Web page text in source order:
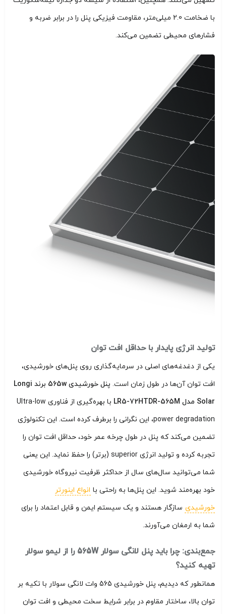
با ضخامت 2.0 میلی‌متر، مقاومت فیزیکی پنل را در برابر ضربه و
فشارهای محیطی تضمین می‌کند.
تولید انرژی پایدار با حداقل افت توان
یکی از دغدغه‌های اصلی در سرمایه‌گذاری روی پنل‌های خورشیدی،
افت توان آن‌ها در طول زمان است.
پنل خورشیدی 565w برند Longi
Solar مدل LR5-72HTDR-565M
با بهره‌گیری از فناوری Ultra-low
power degradation، این نگرانی را برطرف کرده است. این تکنولوژی
تضمین می‌کند که پنل در طول چرخه عمر خود، حداقل افت توان را
تجربه کرده و تولید انرژی superior (برتر) را حفظ نماید. این یعنی
شما می‌توانید سال‌های سال از حداکثر ظرفیت نیروگاه خورشیدی
خود بهره‌مند شوید. این پنل‌ها به راحتی با انواع اینورتر
خورشیدی سازگار هستند و یک سیستم ایمن و قابل اعتماد را برای
شما به ارمغان می‌آورند.
جمع‌بندی: چرا باید پنل لانگی سولار 565W را از لیمو سولار
تهیه کنید؟
همانطور که دیدیم، پنل خورشیدی 565 وات لانگی سولار با تکیه بر
توان بالا، ساختار مقاوم در برابر شرایط سخت محیطی و افت توان